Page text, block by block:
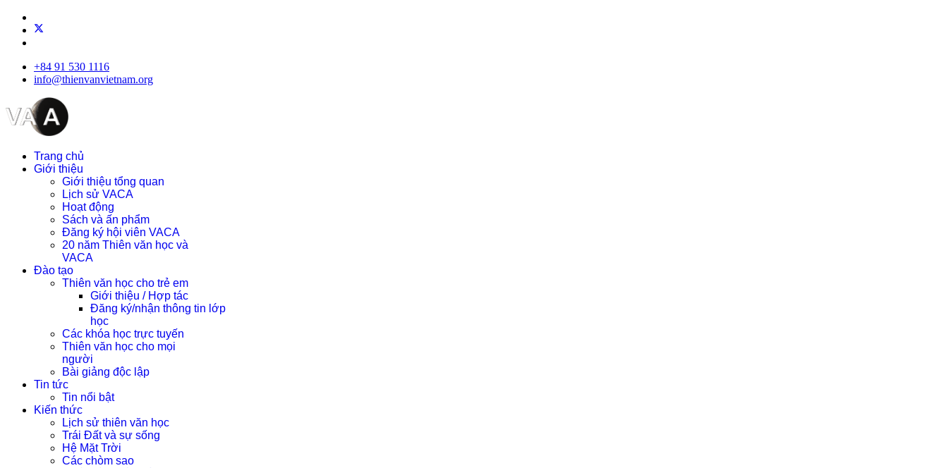
+84 91 530 1116
info@thienvanvietnam.org
Trang chủ
Giới thiệu
Giới thiệu tổng quan
Lịch sử VACA
Hoạt động
Sách và ấn phẩm
Đăng ký hội viên VACA
20 năm Thiên văn học và
VACA
Đào tạo
Thiên văn học cho trẻ em
Giới thiệu / Hợp tác
Đăng ký/nhận thông tin lớp
học
Các khóa học trực tuyến
Thiên văn học cho mọi
người
Bài giảng độc lập
Tin tức
Tin nổi bật
Kiến thức
Lịch sử thiên văn học
Trái Đất và sự sống
Hệ Mặt Trời
Các chòm sao